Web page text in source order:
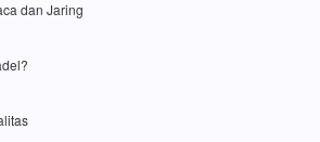
dan Jaring